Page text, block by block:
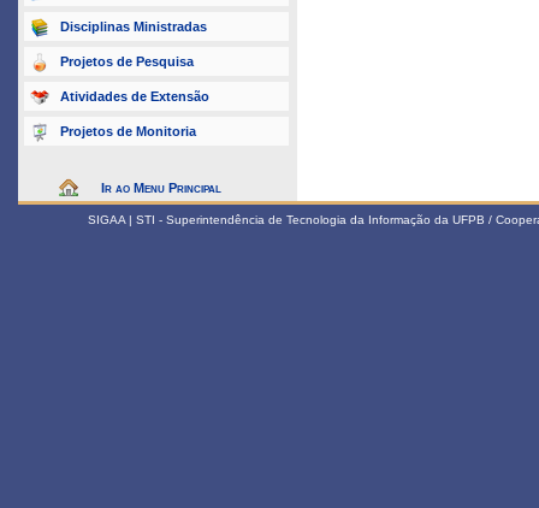
Disciplinas Ministradas
Projetos de Pesquisa
Atividades de Extensão
Projetos de Monitoria
Ir ao Menu Principal
SIGAA | STI - Superintendência de Tecnologia da Informação da UFPB /